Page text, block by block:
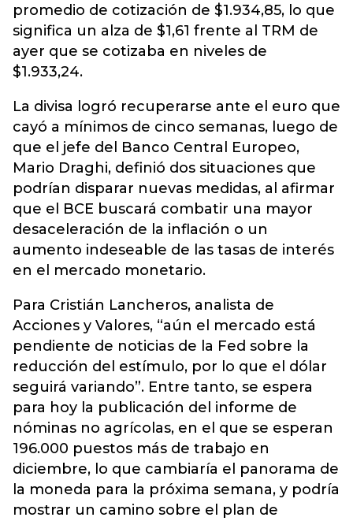
promedio de cotización de $1.934,85, lo que
significa un alza de $1,61 frente al TRM de
ayer que se cotizaba en niveles de
$1.933,24.
La divisa logró recuperarse ante el euro que
cayó a mínimos de cinco semanas, luego de
que el jefe del Banco Central Europeo,
Mario Draghi, definió dos situaciones que
podrían disparar nuevas medidas, al afirmar
que el BCE buscará combatir una mayor
desaceleración de la inflación o un
aumento indeseable de las tasas de interés
en el mercado monetario.
Para Cristián Lancheros, analista de
Acciones y Valores, “aún el mercado está
pendiente de noticias de la Fed sobre la
reducción del estímulo, por lo que el dólar
seguirá variando”. Entre tanto, se espera
para hoy la publicación del informe de
nóminas no agrícolas, en el que se esperan
196.000 puestos más de trabajo en
diciembre, lo que cambiaría el panorama de
la moneda para la próxima semana, y podría
mostrar un camino sobre el plan de